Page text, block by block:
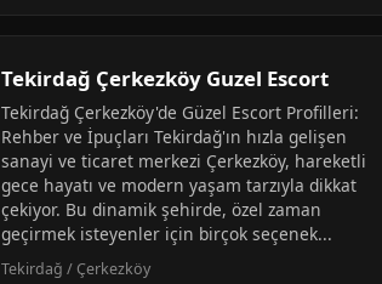
Tekirdağ Çerkezköy Guzel Escort
Tekirdağ Çerkezköy'de Güzel Escort Profilleri:
Rehber ve İpuçları Tekirdağ'ın hızla gelişen
sanayi ve ticaret merkezi Çerkezköy, hareketli
gece hayatı ve modern yaşam tarzıyla dikkat
çekiyor. Bu dinamik şehirde, özel zaman
geçirmek isteyenler için birçok seçenek...
Tekirdağ / Çerkezköy